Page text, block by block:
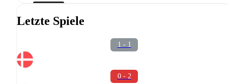
Letzte Spiele
1 - 1
0 - 2